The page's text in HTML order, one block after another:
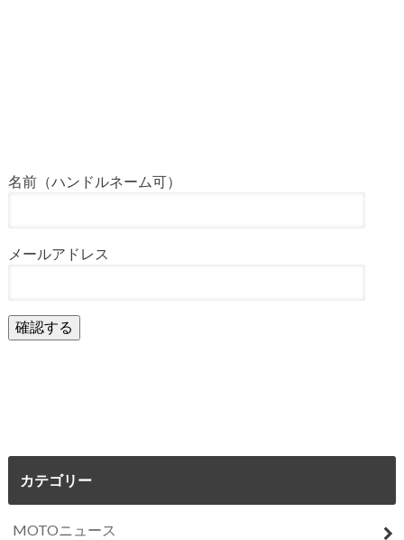
名前（ハンドルネーム可）
メールアドレス
カテゴリー
MOTOニュース